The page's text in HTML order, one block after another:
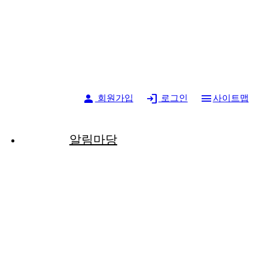
person 회원가입 login 로그인 menu사이트맵
알림마당